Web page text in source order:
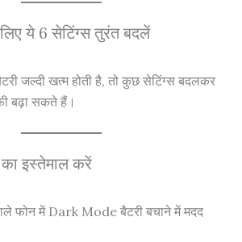
ये 6 सेटिंग्स तुरंत बदलें
जल्दी खत्म होती है, तो कुछ सेटिंग्स बदलकर
बढ़ा सकते हैं।
इस्तेमाल करें
फोन में Dark Mode बैटरी बचाने में मदद